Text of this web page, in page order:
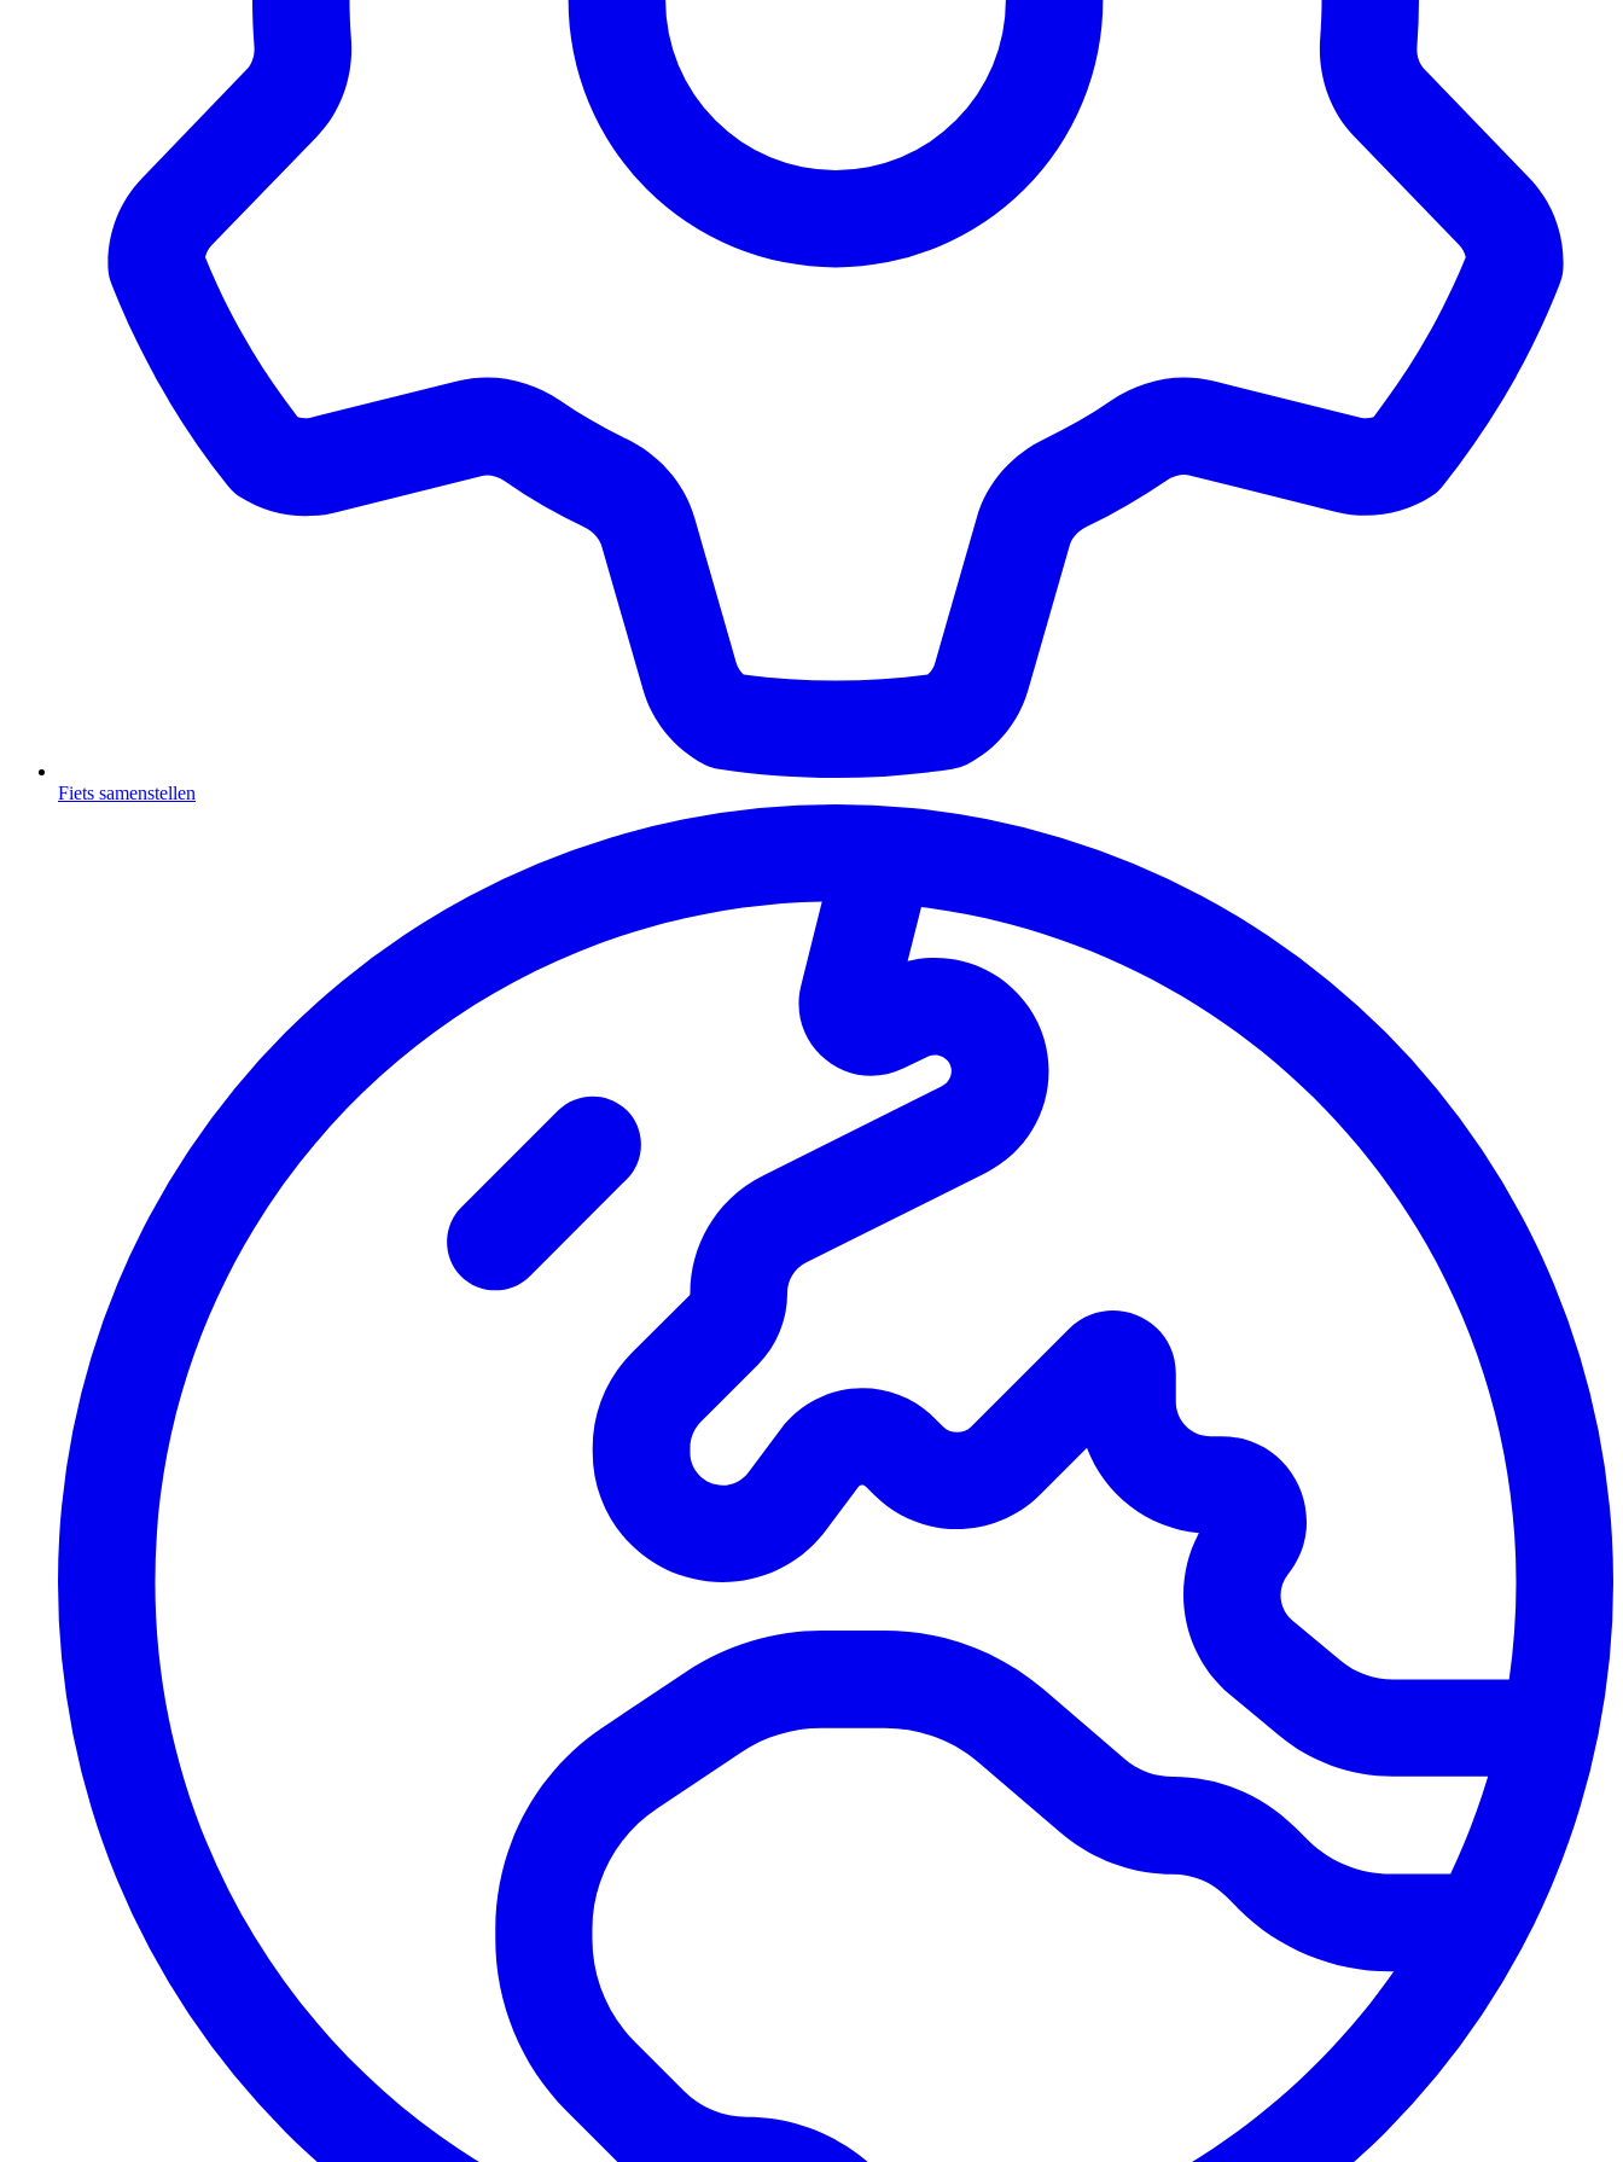
Fiets samenstellen